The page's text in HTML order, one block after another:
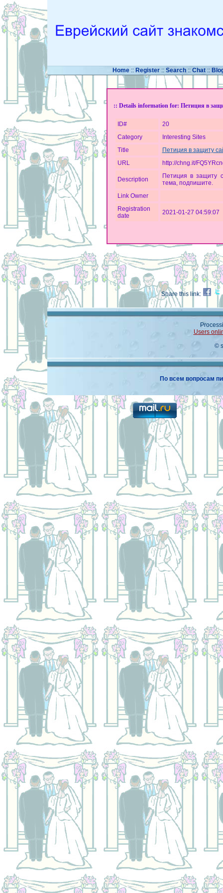
Home :: Register:: Search :: Chat ::
:: Details information for: Петиция в
ID#
20
Category
Interesting Sites
Title
Петиция в защиту
URL
http://chng.it/
Description
Петиция в защиту
тема, подпишите.
Link Owner
Registration
date
2021-01-27 04:59:07
Share this link:
Users
©
По всем вопросам